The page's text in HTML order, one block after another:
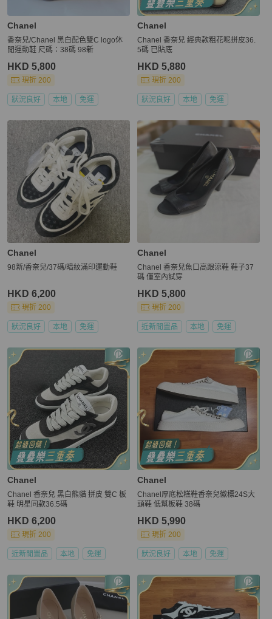
Chanel
香奈兒/Chanel 黑白配色雙C logo休
閒運動鞋 尺碼：38碼 98新
HKD 5,800
現折 200
狀況良好 本地 免運
Chanel
Chanel 香奈兒 經典款粗花呢拼皮36.
5碼 已貼底
HKD 5,880
現折 200
狀況良好 本地 免運
Chanel
98新/香奈兒/37碼/暗紋滿印運動鞋
HKD 6,200
現折 200
狀況良好 本地 免運
Chanel
Chanel 香奈兒魚口高跟涼鞋 鞋子37
碼 僅室內試穿
HKD 5,800
現折 200
近新閒置品 本地 免運
Chanel
Chanel 香奈兒 黑白熊貓 拼皮 雙C 板
鞋 明星同款36.5碼
HKD 6,200
現折 200
近新閒置品 本地 免運
Chanel
Chanel厚底松糕鞋香奈兒徽標24S大
頭鞋 低幫板鞋 38碼
HKD 5,990
現折 200
狀況良好 本地 免運